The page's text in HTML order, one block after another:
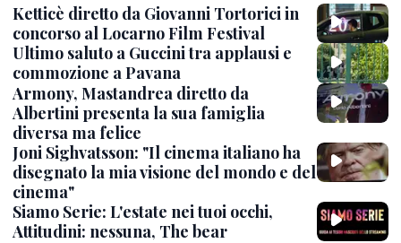
Ketticè diretto da Giovanni Tortorici in
concorso al Locarno Film Festival
Ultimo saluto a Guccini tra applausi e
commozione a Pavana
Armony, Mastandrea diretto da
Albertini presenta la sua famiglia
diversa ma felice
Joni Sighvatsson: "Il cinema italiano ha
disegnato la mia visione del mondo e del
cinema"
Siamo Serie: L'estate nei tuoi occhi,
Attitudini: nessuna, The bear